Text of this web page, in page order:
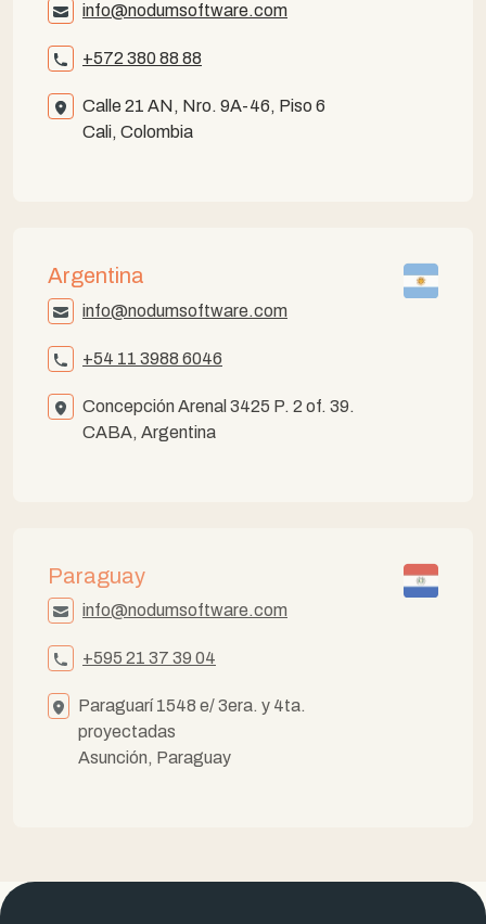
info@nodumsoftware.com
+572 380 88 88
Calle 21 AN, Nro. 9A-46, Piso 6
Cali, Colombia
Argentina
info@nodumsoftware.com
+54 11 3988 6046
Concepción Arenal 3425 P. 2 of. 39.
CABA, Argentina
Paraguay
info@nodumsoftware.com
+595 21 37 39 04
Paraguarí 1548 e/ 3era. y 4ta.
proyectadas
Asunción, Paraguay